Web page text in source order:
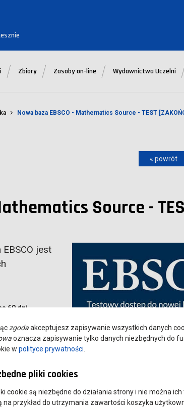
Zbiory Zasoby on-line Wydawnictwa Uczelni
Nowa baza EBSCO - Mathematics Source - TEST
« powrót
Source -
jest
60 dni.
baza czasopism
dostęp do
oraz
wsparciem w
analizę matematyczną, trygonometrię, logikę,
zgodaakceptujesz zapisywanie wszystkich danych
oznacza zapisywanie tylko danych niezbędnych do
w polityce prywatności
pliki cookies
cookie są niezbędne do działania strony i nie można ich
na przykład do utrzymania zawartości koszyka